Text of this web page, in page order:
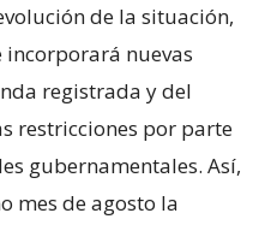
de la situación,
nuevas
registrada y del
restricciones por parte
gubernamentales. Así,
mes de agosto la